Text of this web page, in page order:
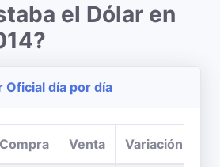
el Dólar en
Oficial día por día
Compra Venta Variación